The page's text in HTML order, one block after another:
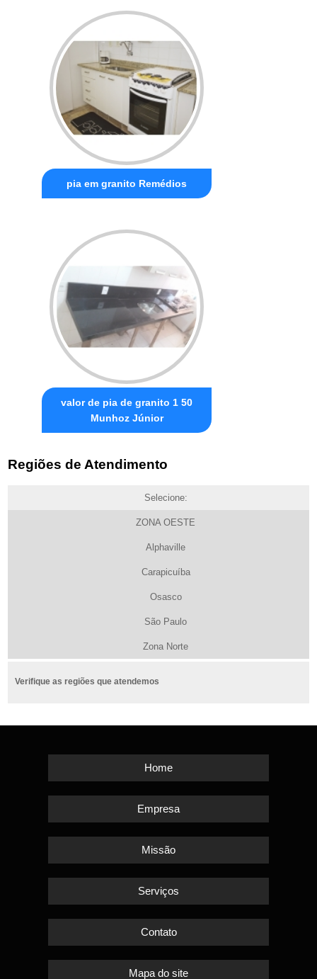
pia em granito Remédios
valor de pia de granito 1 50
Munhoz Júnior
Regiões de Atendimento
Selecione:
ZONA OESTE
Alphaville
Carapicuíba
Osasco
São Paulo
Zona Norte
Verifique as regiões que atendemos
Home
Empresa
Missão
Serviços
Contato
Mapa do site